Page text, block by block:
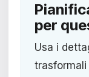
per
Usa i